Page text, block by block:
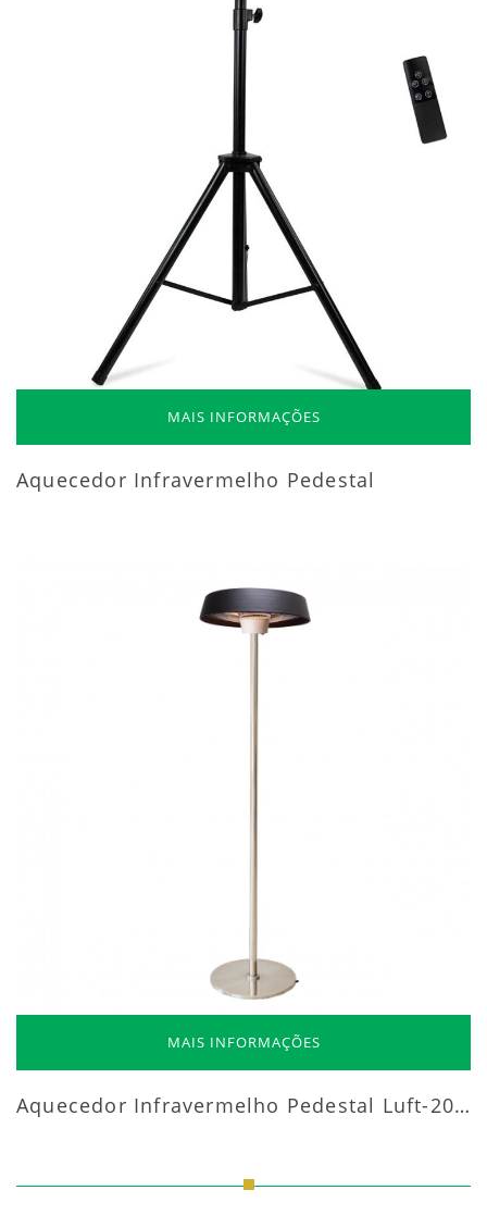
MAIS INFORMAÇÕES
Aquecedor Infravermelho Pedestal
MAIS INFORMAÇÕES
Aquecedor Infravermelho Pedestal Luft-20000